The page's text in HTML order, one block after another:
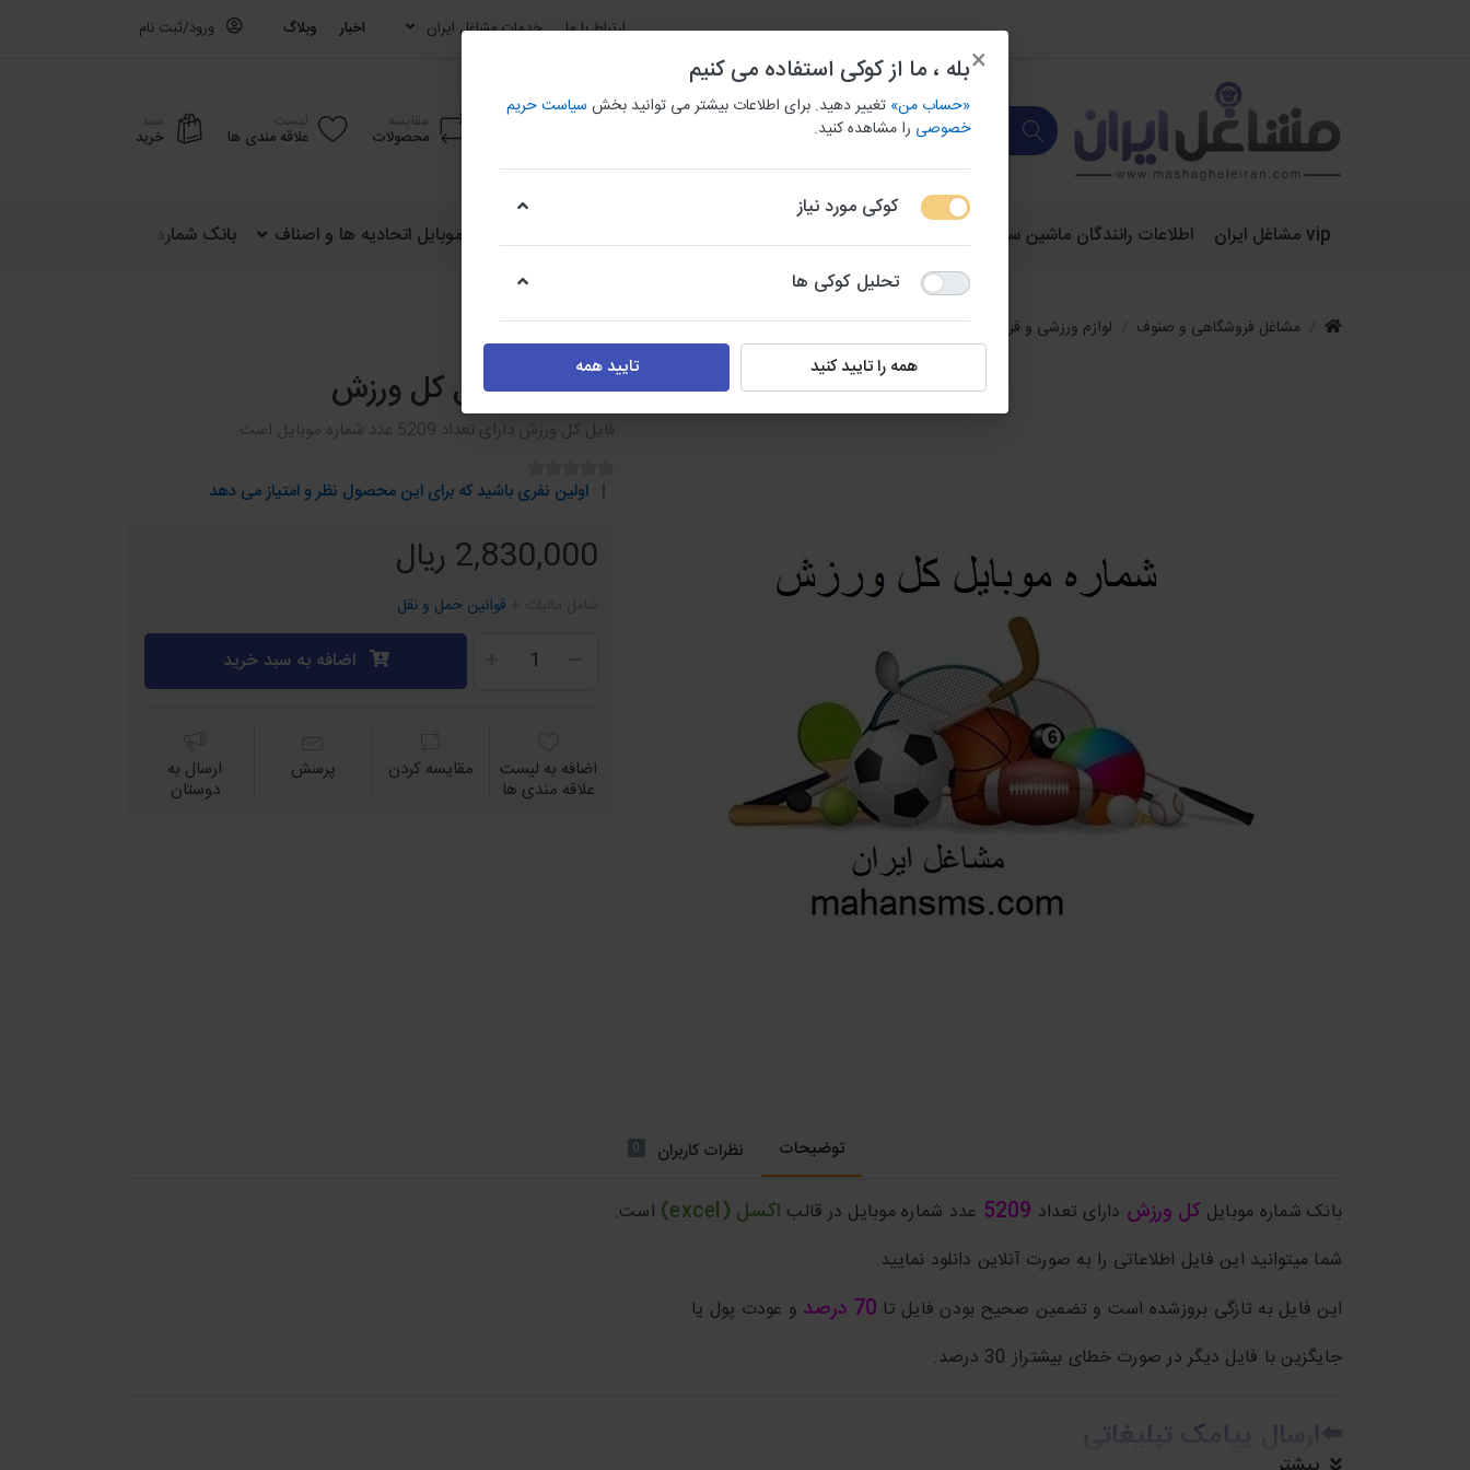
ارتباط با ما خدمات مشاغل ایران اخبار وبلاگ ورود/ثبت نام
مقایسه
محصولات
لیست
علاقه مندی ها
سبد
خرید
vip مشاغل ایران اطلاعات رانندگان ماشین سنگین و باربری استان ها بانک شماره موبایل اتحادیه ها و اصناف بانک شماره موبایل کشوری
مشاغل فروشگاهی و صنوف لوازم ورزشی و فروشگاه شماره موبایل لوازم ورزشی و فروشگاه شماره موبایل کل ورزش
شماره موبایل کل ورزش
فایل کل ورزش دارای تعداد 5209 عدد شماره موبایل است.
اولین نفری باشید که برای این محصول نظر و امتیاز می دهد
2,830,000 ریال
قوانین حمل و نقل
اضافه به سبد خرید
اضافه به لیست
علاقه مندی ها
مقايسه كردن پرسش ارسال به
دوستان
توضیحات نظرات کاربران 0
بانک شماره موبایلکل ورزش دارای تعداد 5209 عدد شماره موبایل در قالب اکسل (excel)
است.
شما میتوانید این فایل اطلاعاتی را به صورت آنلاین دانلود نمایید.
این فایل به تازگی بروزشده است و تضمین صحیح بودن فایل تا 70 درصد
و عودت پول یا
جایگزین با فایل دیگر در صورت خطای بیشتراز 30 درصد.
⬅️ارسال پیامک تبلیغاتی
×بله ، ما از کوکی استفاده می کنیم
«حساب من» تغییر دهید. برای اطلاعات بیشتر می توانید بخش سیاست حریم
خصوصی را مشاهده کنید.
کوکی مورد نیاز
تحلیل کوکی ها
همه را تایید کنید تایید همه